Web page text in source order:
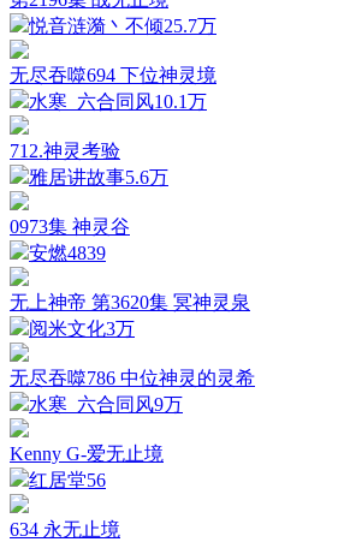
悦音涟漪丶不倾25.7万
无尽吞噬694 下位神灵境
水寒_六合同风10.1万
712.神灵考验
雅居讲故事5.6万
0973集 神灵谷
安燃4839
无上神帝 第3620集 冥神灵泉
阅米文化3万
无尽吞噬786 中位神灵的灵希
水寒_六合同风9万
Kenny G-爱无止境
红居堂56
634 永无止境